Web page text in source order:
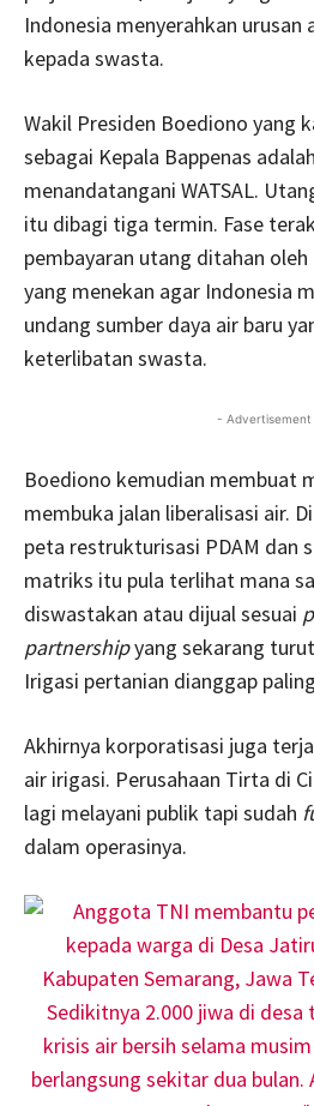
Indonesia menyerahkan urusan
kepada swasta.
Wakil Presiden Boediono yang
sebagai Kepala Bappenas
menandatangani WATSAL.
itu dibagi tiga termin. Fase
pembayaran utang ditahan oleh
yang menekan agar Indonesia
undang sumber daya air baru
keterlibatan swasta.
- Advertisement
Boediono kemudian membuat
membuka jalan liberalisasi air.
peta restrukturisasi PDAM dan
matriks itu pula terlihat mana
diswastakan atau dijual sesuai
partnershipyang sekarang
Irigasi pertanian dianggap
Akhirnya korporatisasi juga
air irigasi. Perusahaan Tirta di
lagi melayani publik tapi sudah
dalam operasinya.